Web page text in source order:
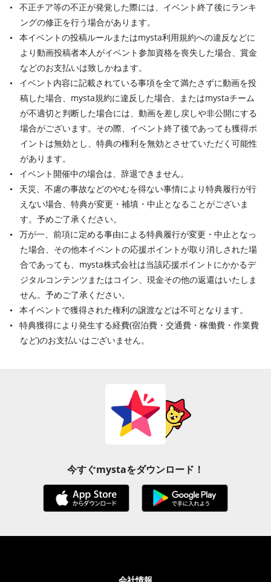
不正チア等の不正が発覚した際には、イベント終了後にランキ
ングの修正を行う場合があります。
本イベントの投稿ルールまたはmysta利用規約への違反などに
より動画投稿者本人がイベント参加資格を喪失した場合、賞金
などのお支払いは致しかねます。
イベント内容に記載されている事項を全て満たさずに動画を投
稿した場合、mysta規約に違反した場合、またはmystaチーム
が不適切と判断した場合には、動画を差し戻しや非公開にする
場合がございます。その際、イベント終了後であっても獲得ポ
イントは無効とし、特典の権利を無効とさせていただく可能性
があります。
イベント開催中の場合は、辞退できません。
天災、不慮の事故などのやむを得ない事情により特典履行が行
えない場合、特典が変更・補填・中止となることがございま
す。予めご了承ください。
万が一、前項に定める事由による特典履行が変更・中止となっ
た場合、その他本イベントの応援ポイントが取り消しされた場
合であっても、mysta株式会社は当該応援ポイントにかかるデ
ジタルコンテンツまたはコイン、現金その他の返還はいたしま
せん。予めご了承ください。
本イベントで獲得された権利の譲渡などは不可となります。
特典獲得により発生する経費(宿泊費・交通費・稼働費・作業費
など)のお支払いはございません。
今すぐmystaをダウンロード！